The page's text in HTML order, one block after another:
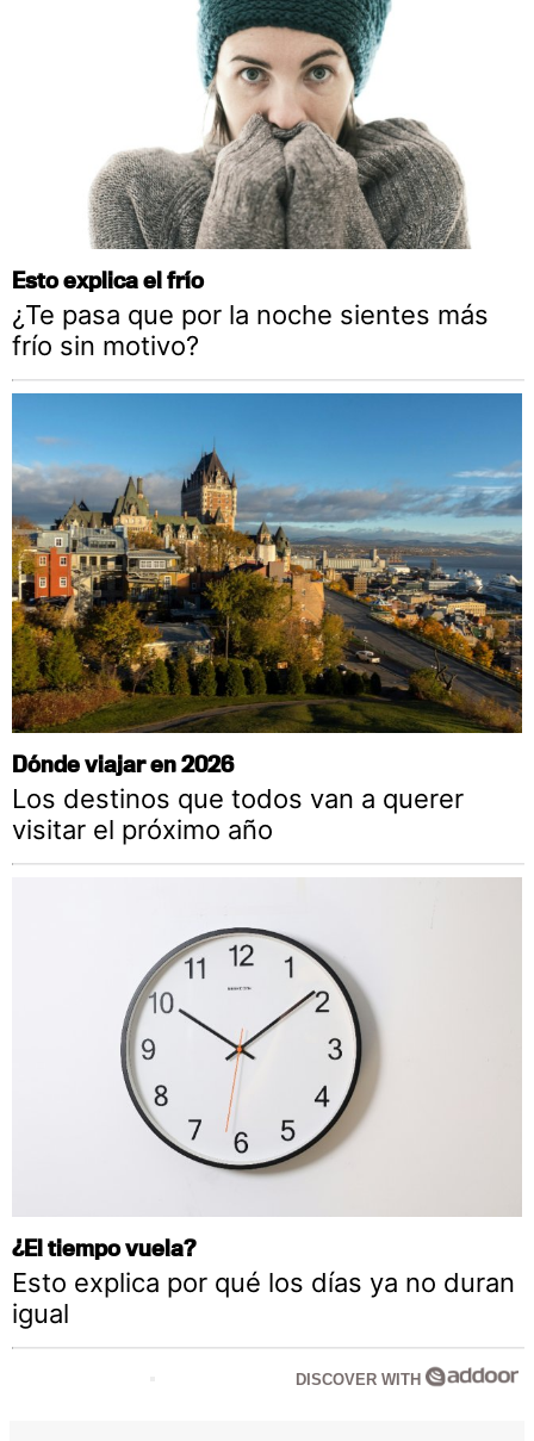
Esto explica el frío
¿Te pasa que por la noche sientes más
frío sin motivo?
Dónde viajar en 2026
Los destinos que todos van a querer
visitar el próximo año
¿El tiempo vuela?
Esto explica por qué los días ya no duran
igual
DISCOVER WITH